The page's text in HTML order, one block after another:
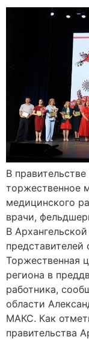
В
торжественное
медицинского
врачи,
В
Торжественная
региона в
работника,
области
МАКС. Как
правительства